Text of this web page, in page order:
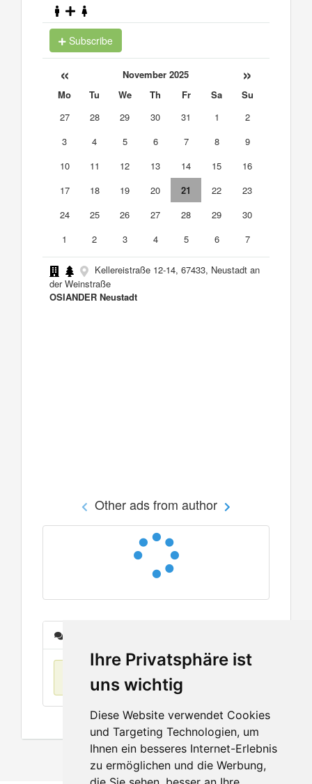
Ihre Privatsphäre ist
uns wichtig
Diese Website verwendet Cookies
und Targeting Technologien, um
Ihnen ein besseres Internet-Erlebnis
zu ermöglichen und die Werbung,
Subscribe
« November 2025 »
Mo Tu We Th Fr Sa
Su
27
28 29 30 31 1
2
3
4 5 6 7 8
9
10
11 12 13 14 15
16
17
18 19 20 21 22
23
24
25 26 27 28 29
30
1
2 3 4 5 6 7
Kellereistraße 12-14, 67433, Neustadt an
der Weinstraße
OSIANDER Neustadt
Other ads from author
No items found